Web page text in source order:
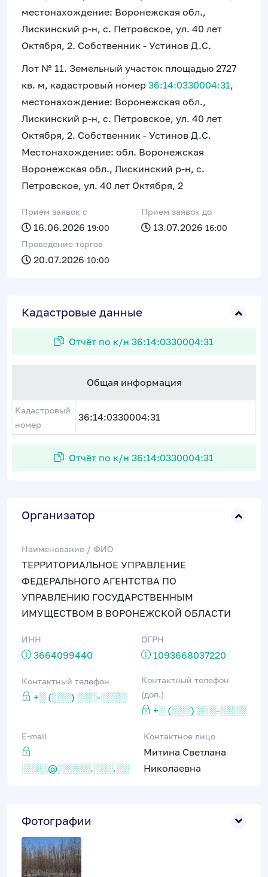
местонахождение: Воронежская обл.,
Лискинский р-н, с. Петровское, ул. 40 лет
Октября, 2. Собственник - Устинов Д.С.
Лот № 11. Земельный участок площадью 2727
кв. м, кадастровый номер 36:14:0330004:31,
местонахождение: Воронежская обл.,
Лискинский р-н, с. Петровское, ул. 40 лет
Октября, 2. Собственник - Устинов Д.С.
Местонахождение: обл. Воронежская
Воронежская обл., Лискинский р-н, с.
Петровское, ул. 40 лет Октября, 2
Прием заявок c
16.06.2026 19:00
Прием заявок до
13.07.2026 16:00
Проведение торгов
20.07.2026 10:00
Кадастровые данные
Отчёт по к/н 36:14:0330004:31
Общая информация
Кадастровый
номер
36:14:0330004:31
Отчёт по к/н 36:14:0330004:31
Организатор
Наименование / ФИО
ТЕРРИТОРИАЛЬНОЕ УПРАВЛЕНИЕ
ФЕДЕРАЛЬНОГО АГЕНТСТВА ПО
УПРАВЛЕНИЮ ГОСУДАРСТВЕННЫМ
ИМУЩЕСТВОМ В ВОРОНЕЖСКОЙ ОБЛАСТИ
ИНН
3664099440
ОГРН
1093668037220
Контактный телефон
+░ (░░░) ░░░-░░░░
Контактный телефон
(доп.)
+░ (░░░) ░░░-░░░░
E-mail
░░░░@░░░░░.░░░.░░
Контактное лицо
Митина Светлана
Николаевна
Фотографии